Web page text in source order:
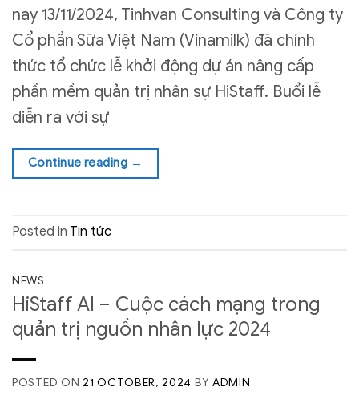
nay 13/11/2024, Tinhvan Consulting và Công ty
Cổ phần Sữa Việt Nam (Vinamilk) đã chính
thức tổ chức lễ khởi động dự án nâng cấp
phần mềm quản trị nhân sự HiStaff. Buổi lễ
diễn ra với sự
Continue reading →
Posted in Tin tức
NEWS
HiStaff AI – Cuộc cách mạng trong
quản trị nguồn nhân lực 2024
POSTED ON 21 OCTOBER, 2024 BYADMIN